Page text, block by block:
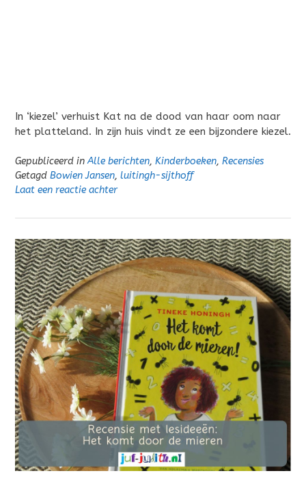
In ‘kiezel’ verhuist Kat na de dood van haar oom naar
het platteland. In zijn huis vindt ze een bijzondere kiezel.
Gepubliceerd inAlle berichten, Kinderboeken, Recensies
Getagd Bowien Jansen, luitingh-sijthoff
Laat een reactie achter